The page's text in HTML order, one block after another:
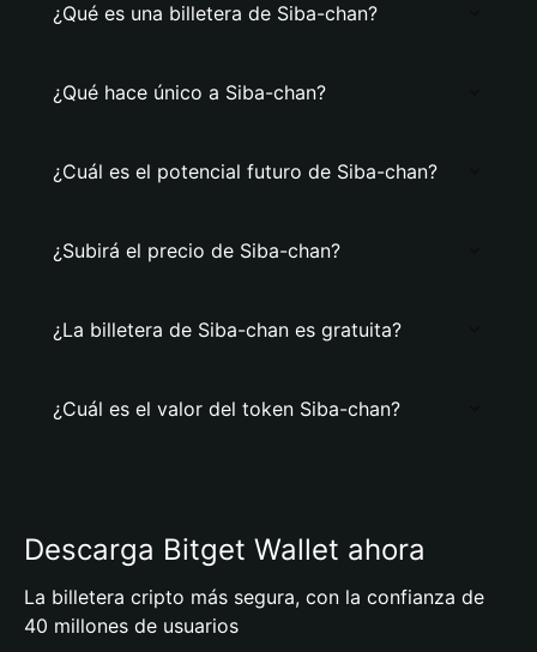
¿Qué es una billetera de Siba-chan?
¿Qué hace único a Siba-chan?
¿Cuál es el potencial futuro de Siba-chan?
¿Subirá el precio de Siba-chan?
¿La billetera de Siba-chan es gratuita?
¿Cuál es el valor del token Siba-chan?
Descarga Bitget Wallet ahora
La billetera cripto más segura, con la confianza de
40 millones de usuarios